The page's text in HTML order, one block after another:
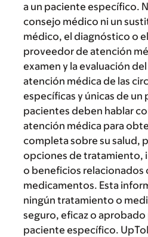
a un paciente específico.
consejo médico ni un
médico, el diagnóstico o
proveedor de atención
examen y la evaluación
atención médica de las
específicas y únicas de un
pacientes deben hablar
atención médica para
completa sobre su salud,
opciones de tratamiento,
o beneficios relacionados
medicamentos. Esta
ningún tratamiento o
seguro, eficaz o aprobado
paciente específico.